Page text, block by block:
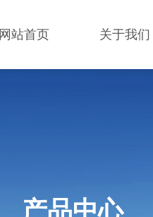
网站首页 关于我们
产品中心